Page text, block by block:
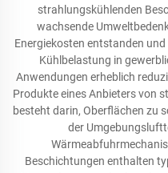
strahlungskühlenden
wachsende
Energiekosten entstanden
Kühlbelastung in
Anwendungen erheblich
Produkte eines Anbieters von
besteht darin, Oberflächen zu
der
Beschichtungen enthalten